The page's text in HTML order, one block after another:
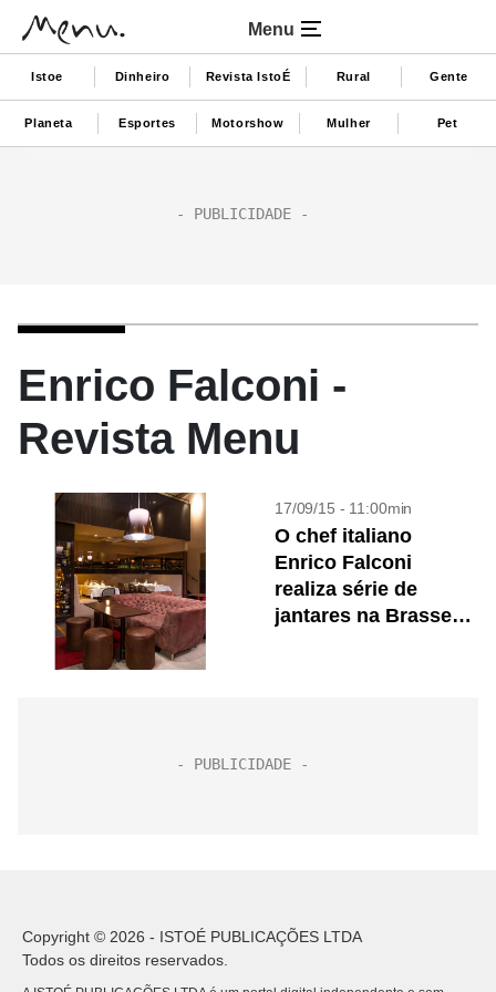
Menu
Istoe Dinheiro Revista IstoÉ Rural Gente
Planeta Esportes Motorshow Mulher Pet
Enrico Falconi -
Revista Menu
17/09/15 - 11:00min
O chef italiano
Enrico Falconi
realiza série de
jantares na Brasserie
Copyright © 2026 - ISTOÉ PUBLICAÇÕES LTDA
Todos os direitos reservados.